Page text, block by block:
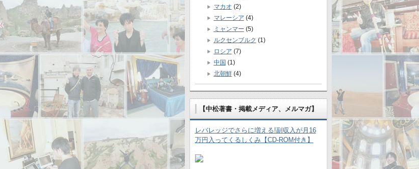
マカオ (2)
マレーシア (4)
ミャンマー (5)
ルクセンブルク (1)
ロシア (7)
中国 (1)
北朝鮮(4)
【中松著書・掲載メディア、メルマガ】
レバレッジでさらに増える!副収入が月16
万円入ってくるしくみ【CD-ROM付き】